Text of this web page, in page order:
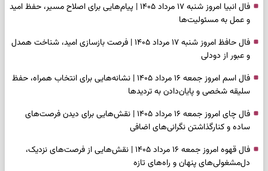
فال انبیا امروز شنبه ۱۷ مرداد ۱۴۰۵ | پیام‌هایی برای اصلاح مسیر، حفظ امید
و عمل به مسئولیت‌ها
فال حافظ امروز شنبه ۱۷ مرداد ۱۴۰۵ | فرصت بازسازی امید، شناخت همدل
و عبور از دودلی
فال اسم امروز جمعه ۱۶ مرداد ۱۴۰۵ | نشانه‌هایی برای انتخاب همراه، حفظ
سلیقه شخصی و پایان‌دادن به تردیدها
فال چای امروز جمعه ۱۶ مرداد ۱۴۰۵ | نقش‌هایی برای دیدن فرصت‌های
ساده و کنارگذاشتن نگرانی‌های اضافی
فال قهوه امروز جمعه ۱۶ مرداد ۱۴۰۵ | نقش‌هایی از فرصت‌های نزدیک،
دل‌مشغولی‌های پنهان و راه‌های تازه